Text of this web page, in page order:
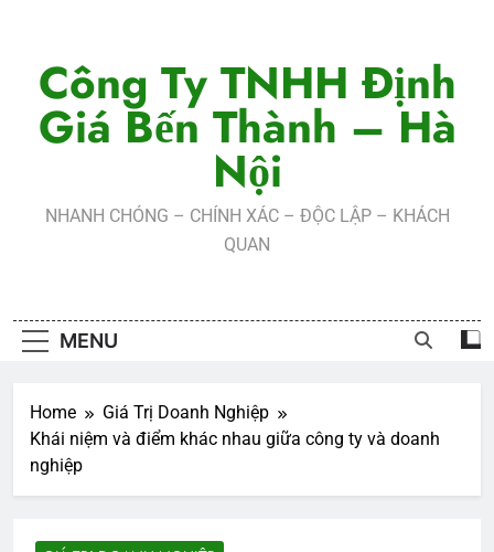
contentCông Ty TNHH Định
Giá Bến Thành – Hà
Nội
NHANH CHÓNG – CHÍNH XÁC – ĐỘC LẬP – KHÁCH
QUAN
MENU
Home
Giá Trị Doanh Nghiệp
Khái niệm và điểm khác nhau giữa công ty và doanh
nghiệp